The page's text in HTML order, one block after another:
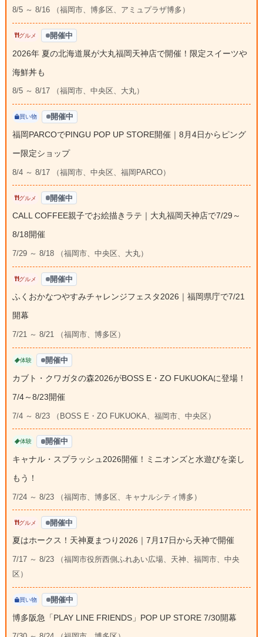
8/5 ～ 8/16 （福岡市、博多区、アミュプラザ博多）
グルメ 開催中
2026年 夏の北海道展が大丸福岡天神店で開催！限定スイーツや
海鮮丼も
8/5 ～ 8/17 （福岡市、中央区、大丸）
買い物 開催中
福岡PARCOでPINGU POP UP STORE開催｜8月4日からピング
ー限定ショップ
8/4 ～ 8/17 （福岡市、中央区、福岡PARCO）
グルメ 開催中
CALL COFFEE親子でお絵描きラテ｜大丸福岡天神店で7/29～
8/18開催
7/29 ～ 8/18 （福岡市、中央区、大丸）
グルメ 開催中
ふくおかなつやすみチャレンジフェスタ2026｜福岡県庁で7/21
開幕
7/21 ～ 8/21 （福岡市、博多区）
体験 開催中
カブト・クワガタの森2026がBOSS E・ZO FUKUOKAに登場！
7/4～8/23開催
7/4 ～ 8/23 （BOSS E・ZO FUKUOKA、福岡市、中央区）
体験 開催中
キャナル・スプラッシュ2026開催！ミニオンズと水遊びを楽し
もう！
7/24 ～ 8/23 （福岡市、博多区、キャナルシティ博多）
グルメ 開催中
夏はホークス！天神夏まつり2026｜7月17日から天神で開催
7/17 ～ 8/23 （福岡市役所西側ふれあい広場、天神、福岡市、中央
区）
買い物 開催中
博多阪急「PLAY LINE FRIENDS」POP UP STORE 7/30開幕